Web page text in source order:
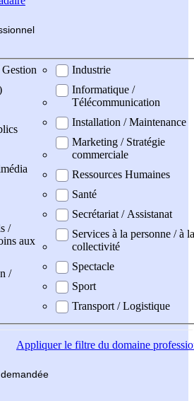
/
aux
/
Industrie
Informatique /
Télécommunication
Installation / Maintenance
Marketing / Stratégie
commerciale
Ressources Humaines
Santé
Secrétariat / Assistanat
Services à la personne / à la
collectivité
Spectacle
Sport
Transport / Logistique
Appliquerle filtre du domaine
demandée